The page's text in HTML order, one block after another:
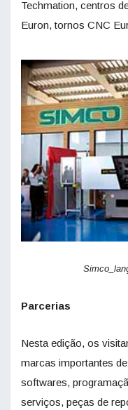
Techmation, centros
Euron, tornos CNC
Parcerias
Nesta edição, os
marcas importantes
softwares,
serviços, peças de